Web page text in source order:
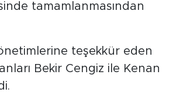
tamamlanmasından
teşekkür eden
Bekir Cengiz ile Kenan